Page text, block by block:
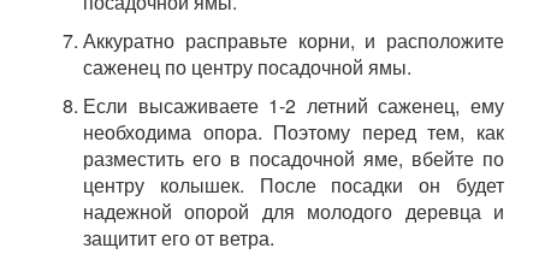
Аккуратно расправьте корни, и расположите
саженец по центру посадочной ямы.
Если высаживаете 1-2 летний саженец, ему
необходима опора. Поэтому перед тем, как
разместить его в посадочной яме, вбейте по
центру колышек. После посадки он будет
надежной опорой для молодого деревца и
защитит его от ветра.